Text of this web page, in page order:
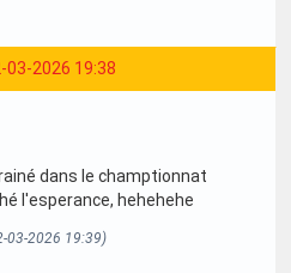
03-2026 19:38
dans le champtionnat
l'esperance, hehehehe
03-2026 19:39)